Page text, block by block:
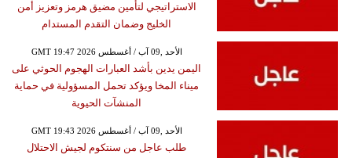
الاستراتيجي لتأمين مضيق هرمز وتعزيز أمن
الخليج وضمان التقدم المستدام
GMT 19:47 2026 الأحد ,09 آب / أغسطس
اليمن يدين بأشد العبارات الهجوم الحوثي على
ميناء المخا ويؤكد تحمل المسؤولية في حماية
المنشآت الحيوية
GMT 19:43 2026 الأحد ,09 آب / أغسطس
طلب عاجل من سنتكوم لجيش الاحتلال